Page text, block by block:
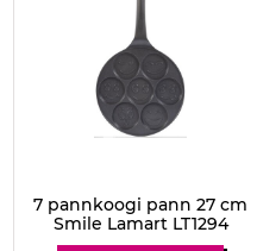
7 pannkoogi pann 27 cm
Smile Lamart LT1294